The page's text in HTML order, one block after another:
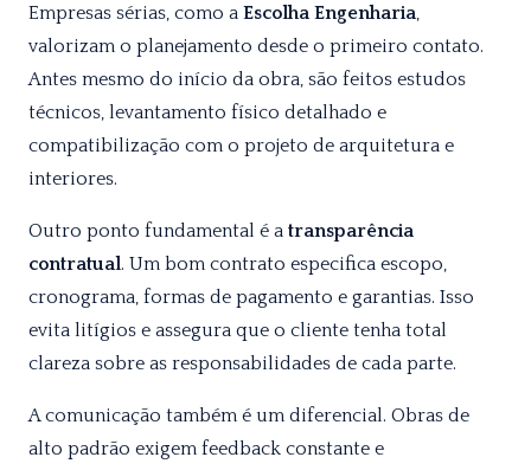
Empresas sérias, como a Escolha Engenharia,
valorizam o planejamento desde o primeiro contato.
Antes mesmo do início da obra, são feitos estudos
técnicos, levantamento físico detalhado e
compatibilização com o projeto de arquitetura e
interiores.
Outro ponto fundamental é a transparência
contratual. Um bom contrato especifica escopo,
cronograma, formas de pagamento e garantias. Isso
evita litígios e assegura que o cliente tenha total
clareza sobre as responsabilidades de cada parte.
A comunicação também é um diferencial. Obras de
alto padrão exigem feedback constante e